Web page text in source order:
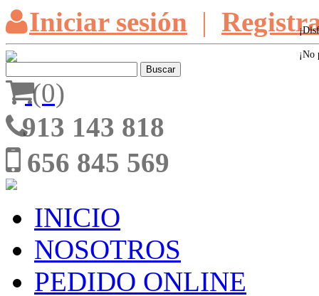
Iniciar sesión |
¡No
(0)
913 143 818
656 845 569
INICIO
NOSOTROS
PEDIDO ONLINE